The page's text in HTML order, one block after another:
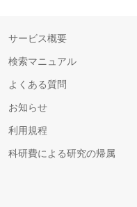
サービス概要
検索マニュアル
よくある質問
お知らせ
利用規程
科研費による研究の帰属